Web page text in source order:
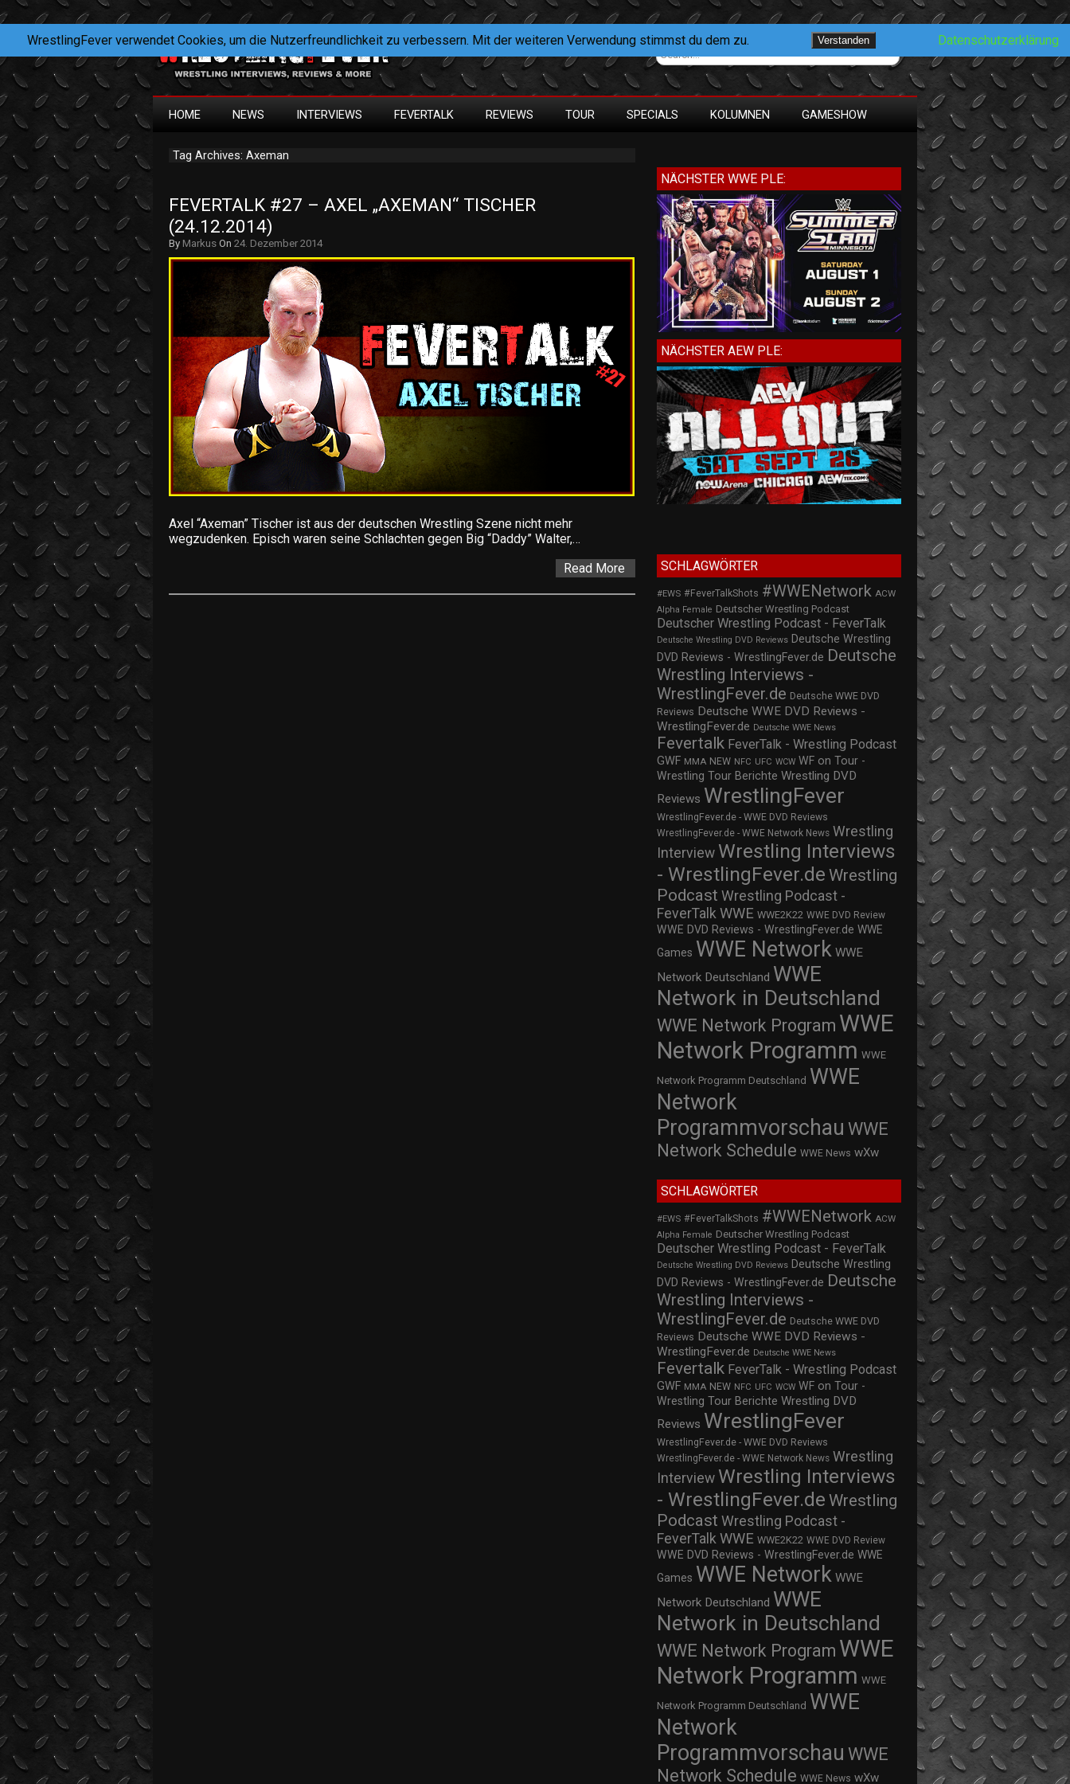
HOME NEWS INTERVIEWS FEVERTALK REVIEWS TOUR SPECIALS KOLUMNEN GAMESHOW
Tag Archives: Axeman
FEVERTALK #27 – AXEL „AXEMAN“ TISCHER
(24.12.2014)
By Markus On 24. Dezember 2014
Axel “Axeman” Tischer ist aus der deutschen Wrestling Szene nicht mehr
wegzudenken. Episch waren seine Schlachten gegen Big “Daddy” Walter,…
Read More
NÄCHSTER WWE PLE:
NÄCHSTER AEW PLE:
SCHLAGWÖRTER
#EWS #FeverTalkShots #WWENetwork ACW
Alpha Female Deutscher Wrestling Podcast
Deutscher Wrestling Podcast - FeverTalk
Deutsche Wrestling DVD Reviews Deutsche Wrestling
DVD Reviews - WrestlingFever.de Deutsche
Wrestling Interviews -
WrestlingFever.de Deutsche WWE DVD
Reviews Deutsche WWE DVD Reviews -
WrestlingFever.de Deutsche WWE News
Fevertalk FeverTalk - Wrestling Podcast
GWF MMA NEW NFC UFC WCW WF on Tour -
Wrestling Tour Berichte Wrestling DVD
Reviews WrestlingFever
WrestlingFever.de - WWE DVD Reviews
WrestlingFever.de - WWE Network News Wrestling
Interview Wrestling Interviews
- WrestlingFever.de Wrestling
Podcast Wrestling Podcast -
FeverTalk WWE WWE2K22 WWE DVD Review
WWE DVD Reviews - WrestlingFever.de WWE
Games WWE Network WWE
Network Deutschland WWE
Network in Deutschland
WWE Network Program WWE
Network Programm WWE
Network Programm Deutschland WWE
Network
Programmvorschau WWE
Network Schedule WWE News wXw
SCHLAGWÖRTER
#EWS #FeverTalkShots #WWENetwork ACW
Alpha Female Deutscher Wrestling Podcast
Deutscher Wrestling Podcast - FeverTalk
Deutsche Wrestling DVD Reviews Deutsche Wrestling
DVD Reviews - WrestlingFever.de Deutsche
Wrestling Interviews -
WrestlingFever.de Deutsche WWE DVD
Reviews Deutsche WWE DVD Reviews -
WrestlingFever.de Deutsche WWE News
Fevertalk FeverTalk - Wrestling Podcast
GWF MMA NEW NFC UFC WCW WF on Tour -
Wrestling Tour Berichte Wrestling DVD
Reviews WrestlingFever
WrestlingFever.de - WWE DVD Reviews
WrestlingFever.de - WWE Network News Wrestling
Interview Wrestling Interviews
- WrestlingFever.de Wrestling
Podcast Wrestling Podcast -
FeverTalk WWE WWE2K22 WWE DVD Review
WWE DVD Reviews - WrestlingFever.de WWE
Games WWE Network WWE
Network Deutschland WWE
Network in Deutschland
WWE Network Program WWE
Network Programm WWE
Network Programm Deutschland WWE
Network
Programmvorschau WWE
Network Schedule WWE News wXw
WrestlingFever verwendet Cookies, um die Nutzerfreundlichkeit zu verbessern. Mit der weiteren Verwendung stimmst du dem zu. Verstanden Datenschutzerklärung